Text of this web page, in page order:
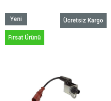
Ücretsiz Kargo
Yeni
Ürün
Fırsat Ürünü